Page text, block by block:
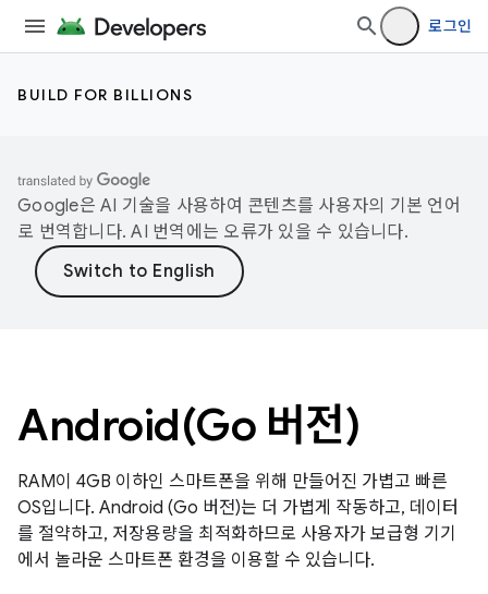
로그인
BUILD FOR BILLIONS
Google은 AI 기술을 사용하여 콘텐츠를 사용자의 기본 언어
로 번역합니다. AI 번역에는 오류가 있을 수 있습니다.
Android(Go 버전)
RAM이 4GB 이하인 스마트폰을 위해 만들어진 가볍고 빠른
OS입니다. Android (Go 버전)는 더 가볍게 작동하고, 데이터
를 절약하고, 저장용량을 최적화하므로 사용자가 보급형 기기
에서 놀라운 스마트폰 환경을 이용할 수 있습니다.